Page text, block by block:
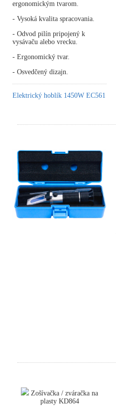
ergonomickým tvarom.
- Vysoká kvalita spracovania.
- Odvod pilín pripojený k
vysávaču alebo vrecku.
- Ergonomický tvar.
- Osvedčený dizajn.
Elektrický hoblík 1450W EC561
Zošívačka / zváračka na
plasty KD864